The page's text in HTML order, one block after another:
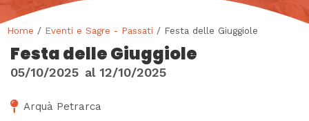
Home / Eventi e Sagre - Passati / Festa delle Giuggiole
Festa delle Giuggiole
05/10/2025 al 12/10/2025
Arquà Petrarca